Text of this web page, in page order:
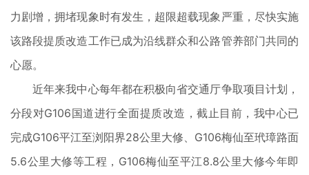
力剧增，拥堵现象时有发生，超限超载现象严重，尽快实施
该路段提质改造工作已成为沿线群众和公路管养部门共同的
心愿。
近年来我中心每年都在积极向省交通厅争取项目计划，
分段对G106国道进行全面提质改造，截止目前，我中心已
完成G106平江至浏阳界28公里大修、G106梅仙至玳璋路面
5.6公里大修等工程，G106梅仙至平江8.8公里大修今年即